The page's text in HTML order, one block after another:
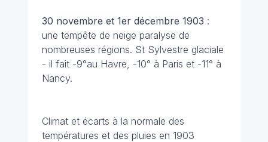
30 novembre et 1er décembre 1903 :
une tempête de neige paralyse de
nombreuses régions. St Sylvestre glaciale
- il fait -9°au Havre, -10° à Paris et -11° à
Nancy.
Climat et écarts à la normale des
températures et des pluies en 1903